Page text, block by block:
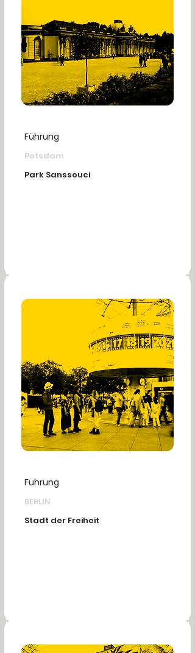
Führung
Potsdam
Park Sanssouci
Führung
BERLIN
Stadt der Freiheit